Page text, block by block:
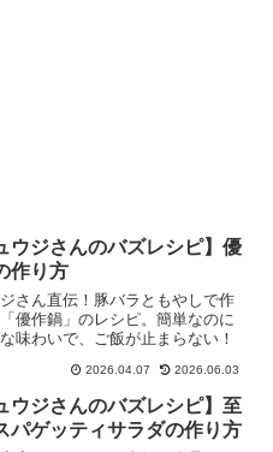
ウジさんのバズレシピ】優
作り方
さん直伝！豚バラともやしで作
優作鍋」のレシピ。簡単なのに
味わいで、ご飯が止まらない！
2026.04.07 2026.06.03
ウジさんのバズレシピ】至
パゲッティサラダの作り方